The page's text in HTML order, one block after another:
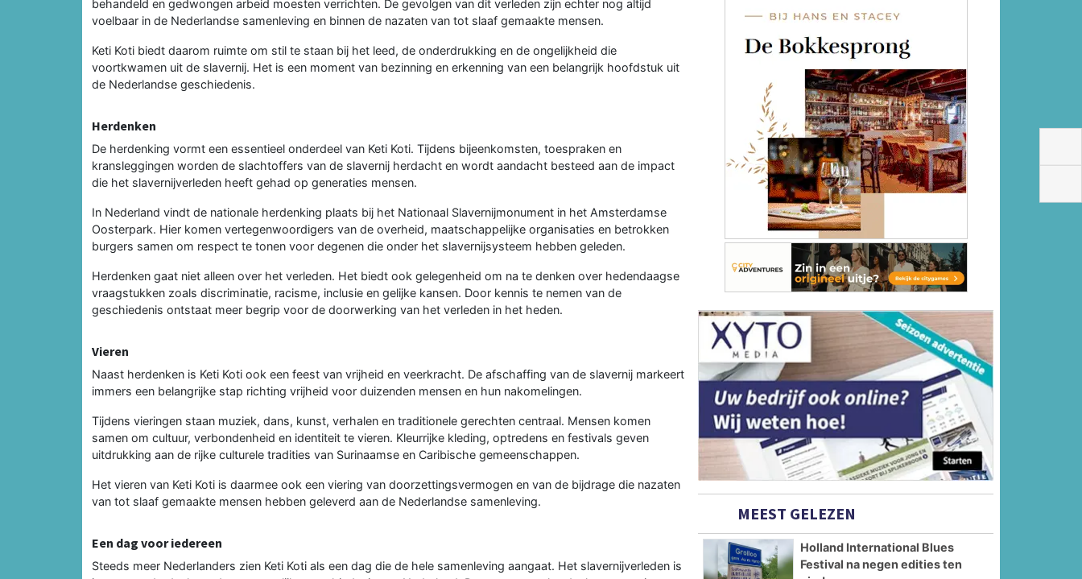
behandeld en gedwongen arbeid moesten verrichten. De gevolgen van dit verleden zijn echter nog altijd
voelbaar in de Nederlandse samenleving en binnen de nazaten van tot slaaf gemaakte mensen.
Keti Koti biedt daarom ruimte om stil te staan bij het leed, de onderdrukking en de ongelijkheid die
voortkwamen uit de slavernij. Het is een moment van bezinning en erkenning van een belangrijk hoofdstuk uit
de Nederlandse geschiedenis.
Herdenken
De herdenking vormt een essentieel onderdeel van Keti Koti. Tijdens bijeenkomsten, toespraken en
kransleggingen worden de slachtoffers van de slavernij herdacht en wordt aandacht besteed aan de impact
die het slavernijverleden heeft gehad op generaties mensen.
In Nederland vindt de nationale herdenking plaats bij het Nationaal Slavernijmonument in het Amsterdamse
Oosterpark. Hier komen vertegenwoordigers van de overheid, maatschappelijke organisaties en betrokken
burgers samen om respect te tonen voor degenen die onder het slavernijsysteem hebben geleden.
Herdenken gaat niet alleen over het verleden. Het biedt ook gelegenheid om na te denken over hedendaagse
vraagstukken zoals discriminatie, racisme, inclusie en gelijke kansen. Door kennis te nemen van de
geschiedenis ontstaat meer begrip voor de doorwerking van het verleden in het heden.
Vieren
Naast herdenken is Keti Koti ook een feest van vrijheid en veerkracht. De afschaffing van de slavernij markeert
immers een belangrijke stap richting vrijheid voor duizenden mensen en hun nakomelingen.
Tijdens vieringen staan muziek, dans, kunst, verhalen en traditionele gerechten centraal. Mensen komen
samen om cultuur, verbondenheid en identiteit te vieren. Kleurrijke kleding, optredens en festivals geven
uitdrukking aan de rijke culturele tradities van Surinaamse en Caribische gemeenschappen.
Het vieren van Keti Koti is daarmee ook een viering van doorzettingsvermogen en van de bijdrage die nazaten
van tot slaaf gemaakte mensen hebben geleverd aan de Nederlandse samenleving.
Een dag voor iedereen
Steeds meer Nederlanders zien Keti Koti als een dag die de hele samenleving aangaat. Het slavernijverleden is
MEEST GELEZEN
Holland International Blues
Festival na negen edities ten